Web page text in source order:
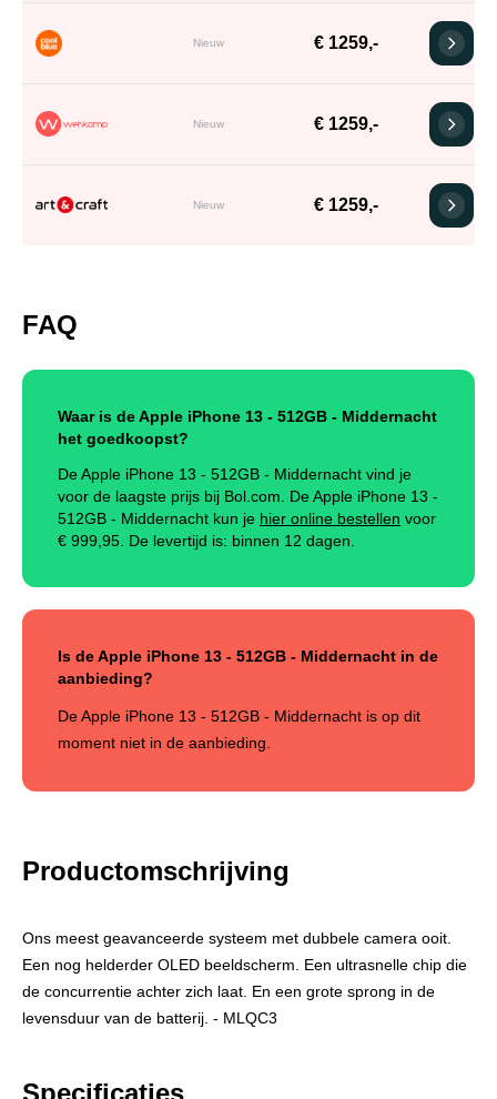
Nieuw € 1259,-
Nieuw € 1259,-
Nieuw € 1259,-
FAQ
Waar is de Apple iPhone 13 - 512GB - Middernacht
het goedkoopst?
De Apple iPhone 13 - 512GB - Middernacht vind je
voor de laagste prijs bij Bol.com. De Apple iPhone 13 -
512GB - Middernacht kun je hier online bestellen voor
€ 999,95 De levertijd is: binnen 12 dagen.
Is de Apple iPhone 13 - 512GB - Middernacht in de
aanbieding?
De Apple iPhone 13 - 512GB - Middernacht is op dit
moment niet in de aanbieding.
Productomschrijving
Ons meest geavanceerde systeem met dubbele camera ooit.
Een nog helderder OLED beeldscherm. Een ultrasnelle chip die
de concurrentie achter zich laat. En een grote sprong in de
levensduur van de batterij. - MLQC3
Specificaties